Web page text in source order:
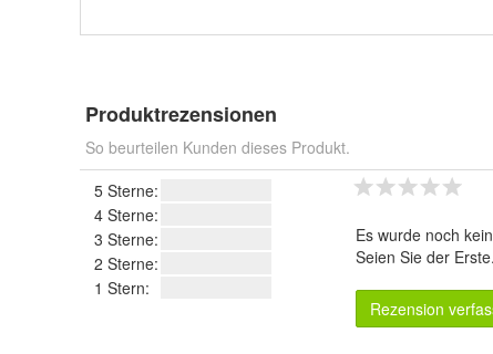
Produktrezensionen
So beurteilen Kunden dieses Produkt.
5 Sterne:
4 Sterne:
3 Sterne:
2 Sterne:
1 Stern:
Es wurde noch
Seien Sie der Erste.
Rezension